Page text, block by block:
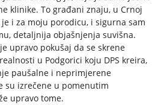
klinike. To građani znaju, u Crnoj
je i za moju porodicu, i sigurna sam
detaljnija objašnjenja suvišna.
upravo pokušaj da se skrene
u Podgorici koju DPS kreira,
paušalne i neprimjerene
su izrečene u pomenutim
upravo tome.